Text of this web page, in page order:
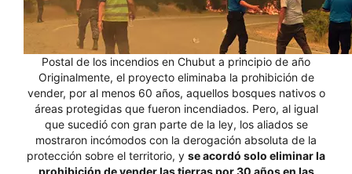
Postal de los incendios en Chubut a principio de año
Originalmente, el proyecto eliminaba la prohibición de
vender, por al menos 60 años, aquellos bosques nativos o
áreas protegidas que fueron incendiados. Pero, al igual
que sucedió con gran parte de la ley, los aliados se
mostraron incómodos con la derogación absoluta de la
protección sobre el territorio, y se acordó solo eliminar la
prohibición de vender las tierras por 30 años en las